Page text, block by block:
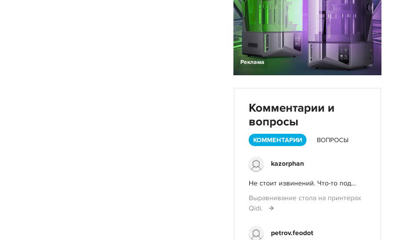
Реклама
Комментарии и
вопросы
КОММЕНТАРИИ ВОПРОСЫ
kazorphan
Не стоит извинений. Что-то под...
Выравнивание стола на принтерах
Qidi.
petrov.feodot